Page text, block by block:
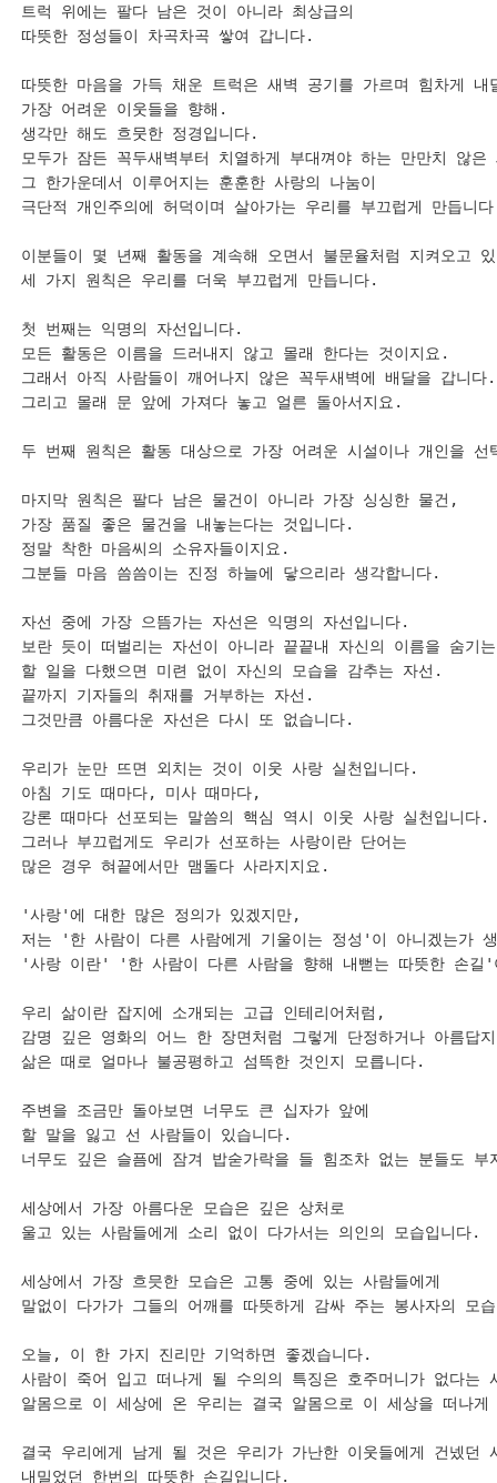
트럭 위에는 팔다 남은 것이 아니라 최상급의
따뜻한 정성들이 차곡차곡 쌓여 갑니다.
따뜻한 마음을 가득 채운 트럭은 새벽 공기를 가르며 힘차게
가장 어려운 이웃들을 향해.
생각만 해도 흐뭇한 정경입니다.
모두가 잠든 꼭두새벽부터 치열하게 부대껴야 하는 만만치 않은
그 한가운데서 이루어지는 훈훈한 사랑의 나눔이
극단적 개인주의에 허덕이며 살아가는 우리를 부끄럽게 만듭니
이분들이 몇 년째 활동을 계속해 오면서 불문율처럼 지켜오고
세 가지 원칙은 우리를 더욱 부끄럽게 만듭니다.
첫 번째는 익명의 자선입니다.
모든 활동은 이름을 드러내지 않고 몰래 한다는 것이지요.
그래서 아직 사람들이 깨어나지 않은 꼭두새벽에 배달을 갑니다.
그리고 몰래 문 앞에 가져다 놓고 얼른 돌아서지요.
두 번째 원칙은 활동 대상으로 가장 어려운 시설이나 개인을
마지막 원칙은 팔다 남은 물건이 아니라 가장 싱싱한 물건,
가장 품질 좋은 물건을 내놓는다는 것입니다.
정말 착한 마음씨의 소유자들이지요.
그분들 마음 씀씀이는 진정 하늘에 닿으리라 생각합니다.
자선 중에 가장 으뜸가는 자선은 익명의 자선입니다.
보란 듯이 떠벌리는 자선이 아니라 끝끝내 자신의 이름을 숨기
할 일을 다했으면 미련 없이 자신의 모습을 감추는 자선.
끝까지 기자들의 취재를 거부하는 자선.
그것만큼 아름다운 자선은 다시 또 없습니다.
우리가 눈만 뜨면 외치는 것이 이웃 사랑 실천입니다.
아침 기도 때마다, 미사 때마다,
강론 때마다 선포되는 말씀의 핵심 역시 이웃 사랑 실천입니다.
그러나 부끄럽게도 우리가 선포하는 사랑이란 단어는
많은 경우 혀끝에서만 맴돌다 사라지지요.
'사랑'에 대한 많은 정의가 있겠지만,
저는 '한 사람이 다른 사람에게 기울이는 정성'이 아니겠는가
'사랑 이란' '한 사람이 다른 사람을 향해 내뻗는 따뜻한 손길
우리 삶이란 잡지에 소개되는 고급 인테리어처럼,
감명 깊은 영화의 어느 한 장면처럼 그렇게 단정하거나 아름답
삶은 때로 얼마나 불공평하고 섬뜩한 것인지 모릅니다.
주변을 조금만 돌아보면 너무도 큰 십자가 앞에
할 말을 잃고 선 사람들이 있습니다.
너무도 깊은 슬픔에 잠겨 밥숟가락을 들 힘조차 없는 분들도
세상에서 가장 아름다운 모습은 깊은 상처로
울고 있는 사람들에게 소리 없이 다가서는 의인의 모습입니다.
세상에서 가장 흐믓한 모습은 고통 중에 있는 사람들에게
말없이 다가가 그들의 어깨를 따뜻하게 감싸 주는 봉사자의 모
오늘, 이 한 가지 진리만 기억하면 좋겠습니다.
사람이 죽어 입고 떠나게 될 수의의 특징은 호주머니가 없다는
알몸으로 이 세상에 온 우리는 결국 알몸으로 이 세상을 떠나
결국 우리에게 남게 될 것은 우리가 가난한 이웃들에게 건넸던
내밀었던 한번의 따뜻한 손길입니다.